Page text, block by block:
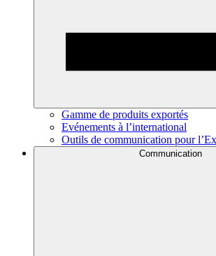
Gamme de produits exportés
Evénements à l’international
Outils de communication pour
Communication